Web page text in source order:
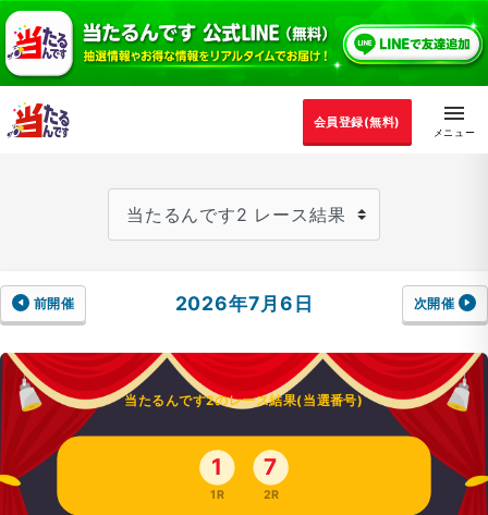
会員登録(無料)
前開催 2026年7月6日 次開催
当たるんです2のレース結果(当選番号)
1
1R
7
2R